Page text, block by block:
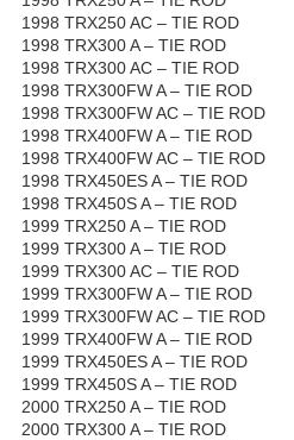
1998 TRX250 AC – TIE ROD
1998 TRX300 A – TIE ROD
1998 TRX300 AC – TIE ROD
1998 TRX300FW A – TIE ROD
1998 TRX300FW AC – TIE ROD
1998 TRX400FW A – TIE ROD
1998 TRX400FW AC – TIE ROD
1998 TRX450ES A – TIE ROD
1998 TRX450S A – TIE ROD
1999 TRX250 A – TIE ROD
1999 TRX300 A – TIE ROD
1999 TRX300 AC – TIE ROD
1999 TRX300FW A – TIE ROD
1999 TRX300FW AC – TIE ROD
1999 TRX400FW A – TIE ROD
1999 TRX450ES A – TIE ROD
1999 TRX450S A – TIE ROD
2000 TRX250 A – TIE ROD
2000 TRX300 A – TIE ROD